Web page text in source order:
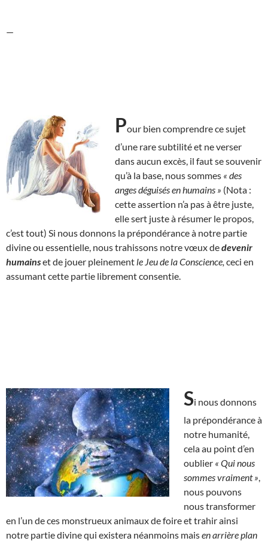
—
Pour bien comprendre ce sujet
d’une rare subtilité et ne verser
dans aucun excès, il faut se souvenir
qu’à la base, nous sommes « des
anges déguisés en humains » (Nota :
cette assertion n’a pas à être juste,
elle sert juste à résumer le propos,
c’est tout) Si nous donnons la prépondérance à notre partie
divine ou essentielle, nous trahissons notre vœux dedevenir
humainset de jouer pleinement le Jeu de la Conscience, ceci en
assumant cette partie librement consentie.
Si nous donnons
la prépondérance à
notre humanité,
cela au point d’en
oublier « Qui nous
sommes vraiment »
nous pouvons
nous transformer
en l’un de ces monstrueux animaux de foire et trahir ainsi
notre partie divine qui existera néanmoins maisen arrière plan